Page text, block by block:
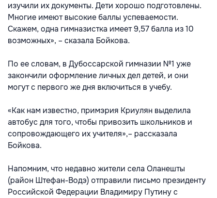
изучили их документы. Дети хорошо подготовлены.
Многие имеют высокие баллы успеваемости.
Скажем, одна гимназистка имеет 9,57 балла из 10
возможных», – сказала Бойкова.
По ее словам, в Дубоссарской гимназии №1 уже
закончили оформление личных дел детей, и они
могут с первого же дня включиться в учебу.
«Как нам известно, примэрия Криулян выделила
автобус для того, чтобы привозить школьников и
сопровождающего их учителя»,– рассказала
Бойкова.
Напомним, что недавно жители села Оланешты
(район Штефан-Водэ) отправили письмо президенту
Российской Федерации Владимиру Путину с